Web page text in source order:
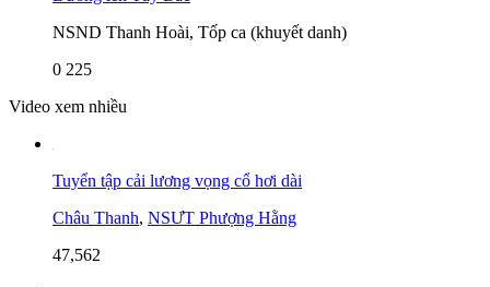
NSND Thanh Hoài, Tốp ca (khuyết danh)
0 225
Video xem nhiều
Tuyển tập cải lương vọng cổ hơi dài
Châu Thanh, NSƯT Phượng Hằng
47,562